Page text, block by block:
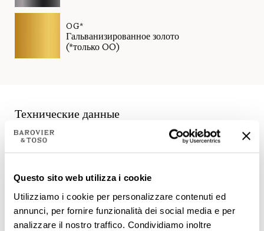
Questo sito web utilizza i cookie
Utilizziamo i cookie per personalizzare contenuti ed
annunci, per fornire funzionalità dei social media e per
analizzare il nostro traffico. Condividiamo inoltre
OG*
Гальванизированное золото
(*только OO)
Технические данные